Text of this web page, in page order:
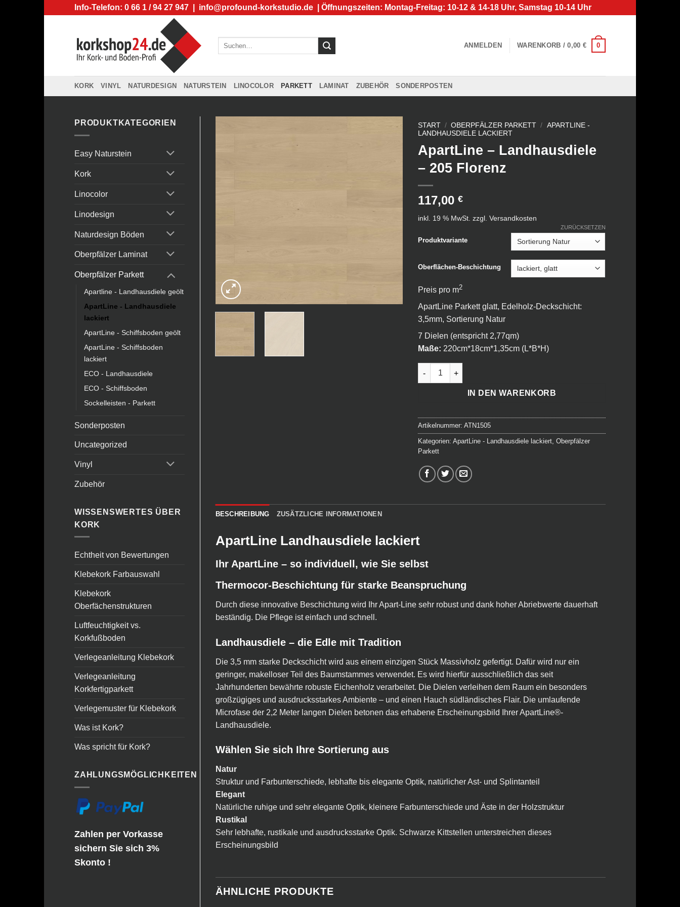
Info-Telefon: 0 66 1 / 94 27 947 | info@profound-korkstudio.de | Öffnungszeiten: Montag-Freitag: 10-12 & 14-18 Uhr, Samstag 10-14 Uhr
ANMELDEN WARENKORB /0,00 € 0
KORK VINYL NATURDESIGN NATURSTEIN LINOCOLOR PARKETT LAMINAT ZUBEHÖR SONDERPOSTEN
PRODUKTKATEGORIEN
Easy Naturstein
Kork
Linocolor
Linodesign
Naturdesign Böden
Oberpfälzer Laminat
Oberpfälzer Parkett
Apartline - Landhausdiele geölt
ApartLine - Landhausdiele
lackiert
ApartLine - Schiffsboden geölt
ApartLine - Schiffsboden
lackiert
ECO - Landhausdiele
ECO - Schiffsboden
Sockelleisten - Parkett
Sonderposten
Uncategorized
Vinyl
Zubehör
WISSENSWERTES ÜBER
KORK
Echtheit von Bewertungen
Klebekork Farbauswahl
Klebekork
Oberfächenstrukturen
Luftfeuchtigkeit vs.
Korkfußboden
Verlegeanleitung Klebekork
Verlegeanleitung
Korkfertigparkett
Verlegemuster für Klebekork
Was ist Kork?
Was spricht für Kork?
ZAHLUNGSMÖGLICHKEITEN
Zahlen per Vorkasse
sichern Sie sich 3%
Skonto !
START / OBERPFÄLZER PARKETT / APARTLINE -
LANDHAUSDIELE LACKIERT
ApartLine – Landhausdiele
– 205 Florenz
117,00€
inkl. 19 % MwSt. zzgl.Versandkosten
Produktvariante
Oberflächen-Beschichtung
ZURÜCKSETZEN
Preis pro m2
ApartLine Parkett glatt, Edelholz-Deckschicht:
3,5mm, Sortierung Natur
7 Dielen (entspricht 2,77qm)
Maße: 220cm*18cm*1,35cm (L*B*H)
ApartLine - Landhausdiele - 205 Florenz Menge
IN DEN WARENKORB
Artikelnummer:ATN1505
Kategorien:ApartLine - Landhausdiele lackiert,Oberpfälzer
Parkett
BESCHREIBUNG ZUSÄTZLICHE INFORMATIONEN
ApartLine Landhausdiele lackiert
Ihr ApartLine – so individuell, wie Sie selbst
Thermocor-Beschichtung für starke Beanspruchung
Durch diese innovative Beschichtung wird Ihr Apart-Line sehr robust und dank hoher Abriebwerte dauerhaft
beständig. Die Pflege ist einfach und schnell.
Landhausdiele – die Edle mit Tradition
Die 3,5 mm starke Deckschicht wird aus einem einzigen Stück Massivholz gefertigt. Dafür wird nur ein
geringer, makelloser Teil des Baumstammes verwendet. Es wird hierfür ausschließlich das seit
Jahrhunderten bewährte robuste Eichenholz verarbeitet. Die Dielen verleihen dem Raum ein besonders
großzügiges und ausdrucksstarkes Ambiente – und einen Hauch südländisches Flair. Die umlaufende
Microfase der 2,2 Meter langen Dielen betonen das erhabene Erscheinungsbild Ihrer ApartLine®-
Landhausdiele.
Wählen Sie sich Ihre Sortierung aus
Natur
Struktur und Farbunterschiede, lebhafte bis elegante Optik, natürlicher Ast- und Splintanteil
Elegant
Natürliche ruhige und sehr elegante Optik, kleinere Farbunterschiede und Äste in der Holzstruktur
Rustikal
Sehr lebhafte, rustikale und ausdrucksstarke Optik. Schwarze Kittstellen unterstreichen dieses
Erscheinungsbild
ÄHNLICHE PRODUKTE